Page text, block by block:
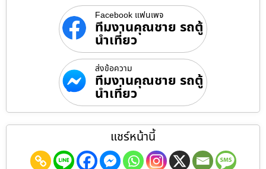
Facebook แฟนเพจ
ทีมงานคุณชาย รถตู้
นำเที่ยว
ส่งข้อความ
ทีมงานคุณชาย รถตู้
นำเที่ยว
แชร์หน้านี้